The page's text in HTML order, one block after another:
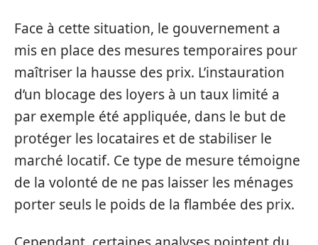
Face à cette situation, le gouvernement a
mis en place des mesures temporaires pour
maîtriser la hausse des prix. L’instauration
d’un blocage des loyers à un taux limité a
par exemple été appliquée, dans le but de
protéger les locataires et de stabiliser le
marché locatif. Ce type de mesure témoigne
de la volonté de ne pas laisser les ménages
porter seuls le poids de la flambée des prix.